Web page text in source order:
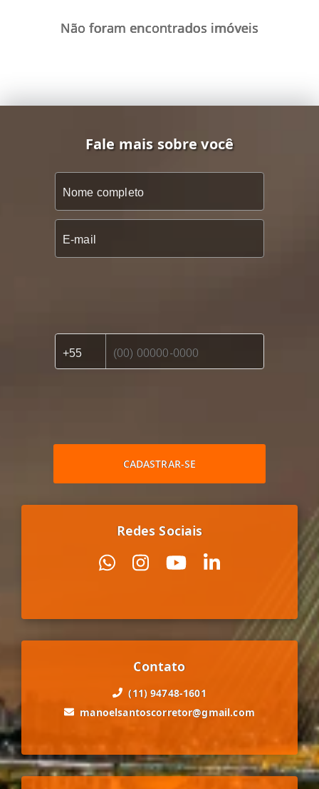
Não foram encontrados imóveis
Fale mais sobre você
CADASTRAR-SE
Redes Sociais
Contato
(11) 94748-1601
manoelsantoscorretor@gmail.com